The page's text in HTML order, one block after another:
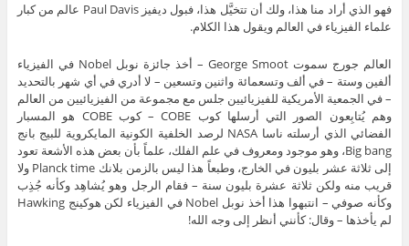
فهو الذي أراد منا هذا، ولك أن تتخيَّل هذا، فبول ديفيز Paul Davis عالم من كبار
علماء الفيزياء في العالم ويقول هذا الكلام.
العالم جورج سموت George Smoot – أخذ جائزة نوبل Nobel في الفيزياء
ألفين وستة – في ألف وتسعمائة واثنين وتسعين – لا أدري في أي شهر بالتحديد
– في الجمعية الأمريكية للفيزيائيين جلس مع مجموعة من الفيزيائيين من العالم
وهم يُتابِعون الصور التي أرسلها كوب COBE – كوب COBE هو المسبار
الفضائي الذي أرسلته ناسا NASA لرصد الخلفية الكونية المايكروية للبيج بانج
Big bang، وهو موجود ومعروف في علم الفلك، علماً بأن بعض هذه الأشعة تعود
إلى ثلاثة عشر بليون في الخارج، وطبعاً هذا ليس بالزمن بلانك Planck time ولا
قريب منه ولكن ثلاثة عشرة بليون سنة – فقام الرجل وهو يُشاهِد وكأنه جُذِب
وكأنه صوفي – انتبهوا هذا أخذ نوبل Nobel في الفيزياء لكن هوكينج Hawking
لم يأخذها – وقال: كأنني أنظر إلى وجه الله!